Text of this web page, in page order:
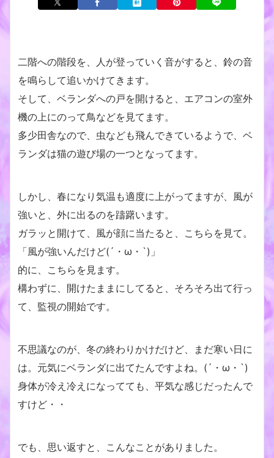
二階への階段を、人が登っていく音がすると、鈴の音
を鳴らして追いかけてきます。
そして、ベランダへの戸を開けると、エアコンの室外
機の上にのって鳥などを見てます。
多少田舎なので、虫なども飛んできているようで、ベ
ランダは猫の遊び場の一つとなってます。
しかし、春になり気温も適度に上がってますが、風が
強いと、外に出るのを躊躇います。
ガラッと開けて、風が顔に当たると、こちらを見て。
「風が強いんだけど(´・ω・`)」
的に、こちらを見ます。
構わずに、開けたままにしてると、そろそろ出て行っ
て、監視の開始です。
不思議なのが、冬の終わりかけだけど、まだ寒い日に
は。元気にベランダに出てたんですよね。(´・ω・`)
身体が冷え冷えになってても、平気な感じだったんで
すけど・・
でも、思い返すと、こんなことがありました。